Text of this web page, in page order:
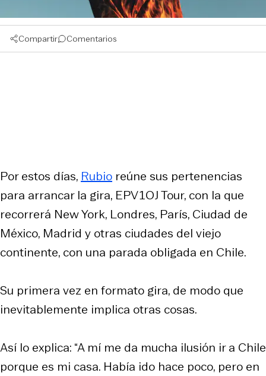
Compartir Comentarios
Por estos días, Rubio reúne sus pertenencias
para arrancar la gira, EPV1OJ Tour, con la que
recorrerá New York, Londres, París, Ciudad de
México, Madrid y otras ciudades del viejo
continente, con una parada obligada en Chile.
Su primera vez en formato gira, de modo que
inevitablemente implica otras cosas.
Así lo explica: “A mí me da mucha ilusión ir a Chile
porque es mi casa. Había ido hace poco, pero en